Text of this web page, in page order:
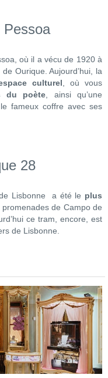
Pessoa
où il a vécu de 1920 à
Ourique. Aujourd’hui, la
culturel, où vous
du poète, ainsi qu’une
fameux coffre avec ses
28
Lisbonne a été le plus
promenades de Campo de
ce tram, encore, est
de Lisbonne.